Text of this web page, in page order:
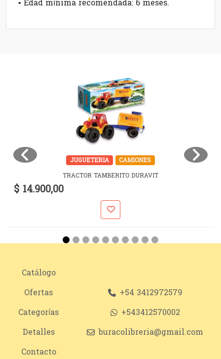
JUGUETERIA
CAMIONES
TRACTOR TAMBERITO DURAVIT
$ 14.900,00
Catálogo
Ofertas
Categorías
Detalles
Contacto
+54 3412972579
+543412570002
buracolibreria@gmail.com